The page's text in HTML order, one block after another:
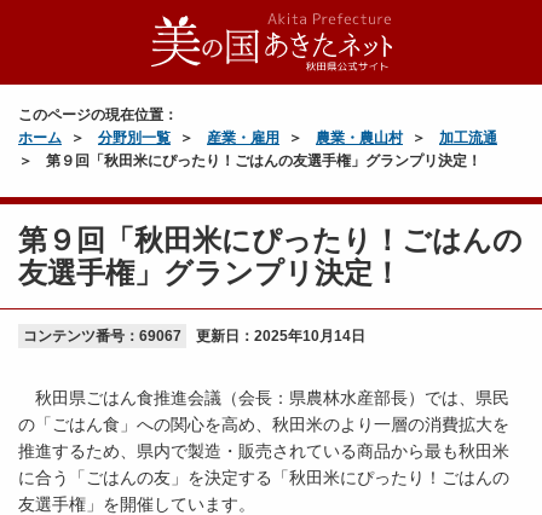
このページの現在位置：
ホーム
分野別一覧 産業・雇用 農業・農山村
加工流通
第９回「秋田米にぴったり！ごはんの友選手権」グランプリ決定！
第９回「秋田米にぴったり！ごはんの
友選手権」グランプリ決定！
コンテンツ番号：69067 更新日： 2025年10月14日
秋田県ごはん食推進会議（会長：県農林水産部長）では、県民
の「ごはん食」への関心を高め、秋田米のより一層の消費拡大を
推進するため、県内で製造・販売されている商品から最も秋田米
に合う「ごはんの友」を決定する「秋田米にぴったり！ごはんの
友選手権」を開催しています。